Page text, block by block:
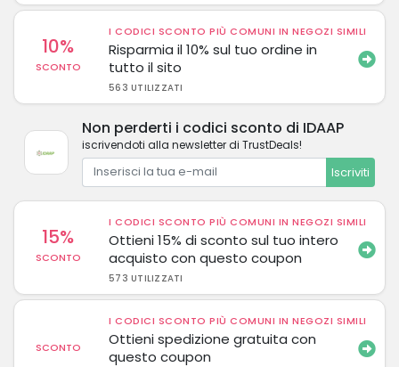
10%
SCONTO
I CODICI SCONTO PIÙ COMUNI IN NEGOZI SIMILI
Risparmia il 10% sul tuo ordine in
tutto il sito
563 UTILIZZATI
Non perderti i codici sconto di IDAAP
iscrivendoti alla newsletter di TrustDeals!
Iscriviti
15%
SCONTO
I CODICI SCONTO PIÙ COMUNI IN NEGOZI SIMILI
Ottieni 15% di sconto sul tuo intero
acquisto con questo coupon
573 UTILIZZATI
SCONTO
I CODICI SCONTO PIÙ COMUNI IN NEGOZI SIMILI
Ottieni spedizione gratuita con
questo coupon